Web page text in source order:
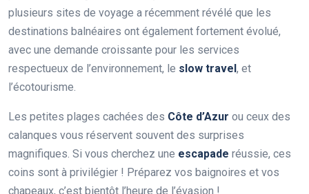
plusieurs sites de voyage a récemment révélé que les
destinations balnéaires ont également fortement évolué,
avec une demande croissante pour les services
respectueux de l’environnement, le slow travel, et
l’écotourisme.
Les petites plages cachées des Côte d’Azur ou ceux des
calanques vous réservent souvent des surprises
magnifiques. Si vous cherchez une escapade réussie, ces
coins sont à privilégier ! Préparez vos baignoires et vos
chapeaux, c’est bientôt l’heure de l’évasion !